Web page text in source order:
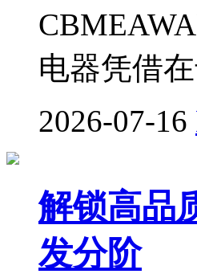
电器凭借
2026-07-16
解锁高品
发分阶